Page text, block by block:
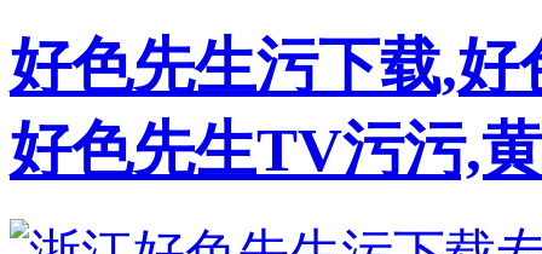
好色先生污下载,
好色先生TV污污,